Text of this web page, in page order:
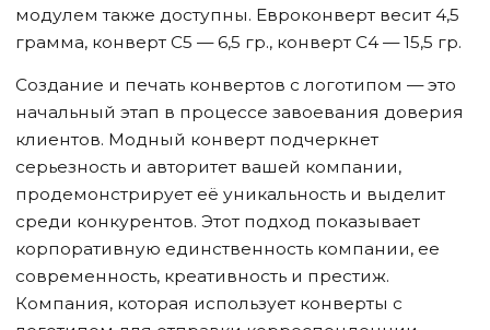
модулем также доступны. Евроконверт весит 4,5
грамма, конверт С5 — 6,5 гр., конверт С4 — 15,5 гр.
Создание и печать конвертов с логотипом — это
начальный этап в процессе завоевания доверия
клиентов. Модный конверт подчеркнет
серьезность и авторитет вашей компании,
продемонстрирует её уникальность и выделит
среди конкурентов. Этот подход показывает
корпоративную единственность компании, ее
современность, креативность и престиж.
Компания, которая использует конверты с